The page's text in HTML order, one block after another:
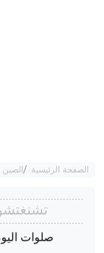
الصفحة الرئيسية الصين
صلوات اليوم :